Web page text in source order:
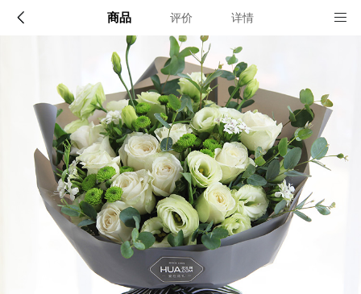
商品 评价 详情
配送说明
确定
店铺信息
该地区暂无配送门店
确定